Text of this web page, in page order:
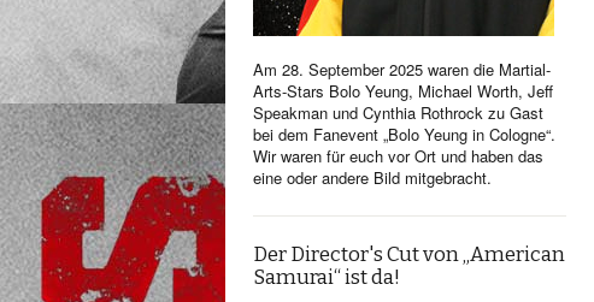
Am 28. September 2025 waren die Martial-
Arts-Stars Bolo Yeung, Michael Worth, Jeff
Speakman und Cynthia Rothrock zu Gast
bei dem Fanevent „Bolo Yeung in Cologne“.
Wir waren für euch vor Ort und haben das
eine oder andere Bild mitgebracht.
Der Director's Cut von „American
Samurai“ ist da!